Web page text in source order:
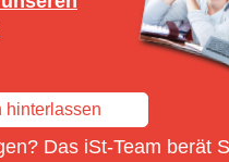
hinterlassen
Das iSt-Team berät